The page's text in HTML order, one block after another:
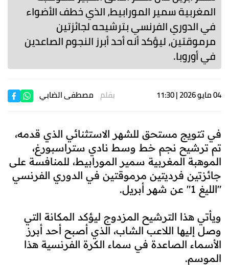
المغربية سمير المورابيط، الذي خطف الأضواء
في الدوري الفرنسي بترشيحه لجائزتين
مرموقتين، ليؤكد أنه أحد أبرز النجوم الصاعدين
في أوروبا.
04 مايو 2026 | 11:30 بقلم مصطفى الضابي
في تتويج مستحق للشهر الاستثنائي الذي قدمه،
تم ترشيح نجم خط وسط نادي ستراسبورغ،
الموهبة المغربية سمير المورابيط، للمنافسة على
جائزتين فرديتين مرموقتين في الدوري الفرنسي
"الليغ 1" عن شهر أبريل.
ويأتي هذا الترشيح المزدوج ليؤكد المكانة التي
وصل إليها اللاعب الشاب، الذي أصبح أحد أبرز
الأسماء الصاعدة في سماء الكرة الفرنسية هذا
الموسم.